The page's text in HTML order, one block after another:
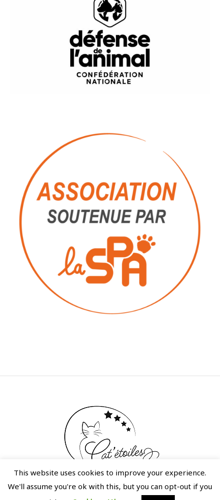
RESERVED
This website uses cookies to improve your experience.
We'll assume you're ok with this, but you can opt-out if you